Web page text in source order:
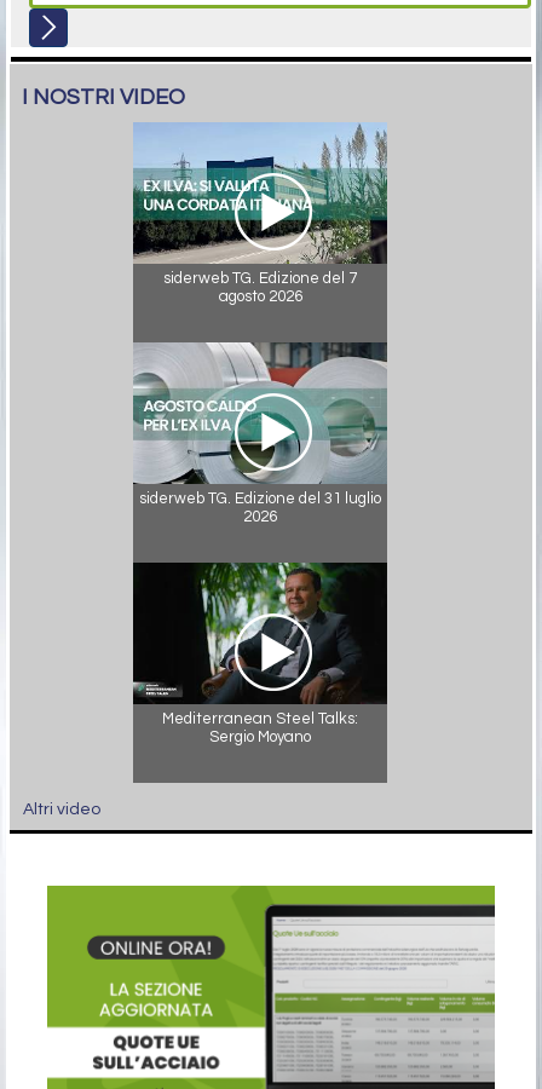
I NOSTRI VIDEO
siderweb TG. Edizione del 7
agosto 2026
siderweb TG. Edizione del 31 luglio
2026
Mediterranean Steel Talks:
Sergio Moyano
Altri video